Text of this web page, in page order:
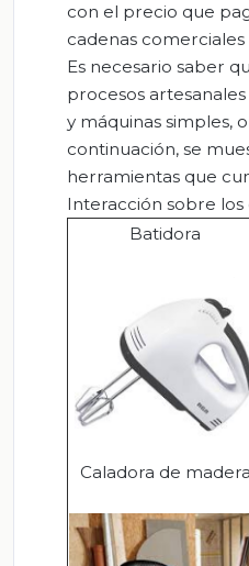
con el precio que
cadenas comerciales
Es necesario saber
procesos
y máquinas simples,
continuación, se
herramientas que
Interacción sobre los
Batidora
Caladora de madera